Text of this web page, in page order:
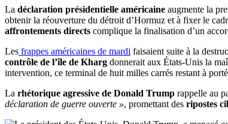
La déclaration présidentielle américaine augmente la
obtenir la réouverture du détroit d’Hormuz et à fixer le
affrontements directs complique la finalisation d’un
Les frappes américaines de mardi faisaient suite à la
contrôle de l’île de Kharg donnerait aux États-Unis la
intervention, ce terminal de huit milles carrés restant à
La rhétorique agressive de Donald Trump rappelle au
déclaration de guerre ouverte », promettant des ripostes